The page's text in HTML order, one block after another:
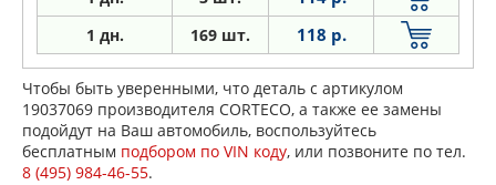
1 дн. 169 шт. 118 р.
Чтобы быть уверенными, что деталь с артикулом
19037069 производителя CORTECO, а также ее замены
подойдут на Ваш автомобиль, воспользуйтесь
бесплатным подбором по VIN коду, или позвоните по тел.
8 (495) 984-46-55.